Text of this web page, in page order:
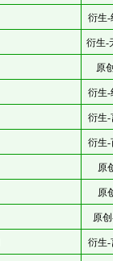
衍生-
衍生-
原
衍生-
衍生-
衍生-
原
原
原
衍生-